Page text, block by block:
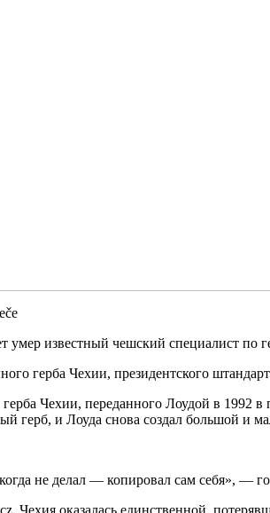
умер известный чешский специалист
герба Чехии, президентского
Чехии, переданного Лоудой в 1992
герб, и Лоуда снова создал большой и
не делал — копировал сам себя», —